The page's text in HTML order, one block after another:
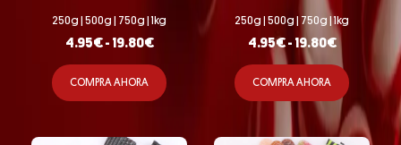
250g | 500g | 750g | 1kg
4.95€- 19.80€
COMPRA AHORA
250g | 500g | 750g | 1kg
4.95€- 19.80€
COMPRA AHORA